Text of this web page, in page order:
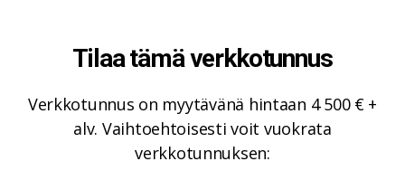
Tilaa tämä verkkotunnus
Verkkotunnus on myytävänä hintaan 4 500 € +
alv. Vaihtoehtoisesti voit vuokrata
verkkotunnuksen: